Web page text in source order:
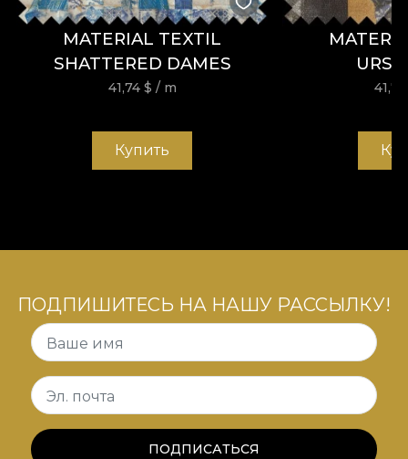
MATERIAL TEXTIL
SHATTERED DAMES
41,74 $ / m
Купить
ПОДПИШИТЕСЬ НА НАШУ РАССЫЛКУ!
Ваше имя
Эл. почта
ПОДПИСАТЬСЯ